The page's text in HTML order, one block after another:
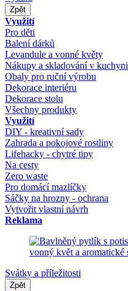
Zpět
Využití
Pro děti
Balení dárků
Levandule a vonné květy
Nákupy a skladování v kuchyni
Obaly pro ruční výrobu
Dekorace interiéru
Dekorace stolu
Všechny produkty
Využití
DIY - kreativní sady
Zahrada a pokojové rostliny
Lifehacky - chytré tipy
Na cesty
Zero waste
Pro domácí mazlíčky
Sáčky na hrozny - ochrana
Vytvořit vlastní návrh
Reklama
Svátky a příležitosti
Zpět